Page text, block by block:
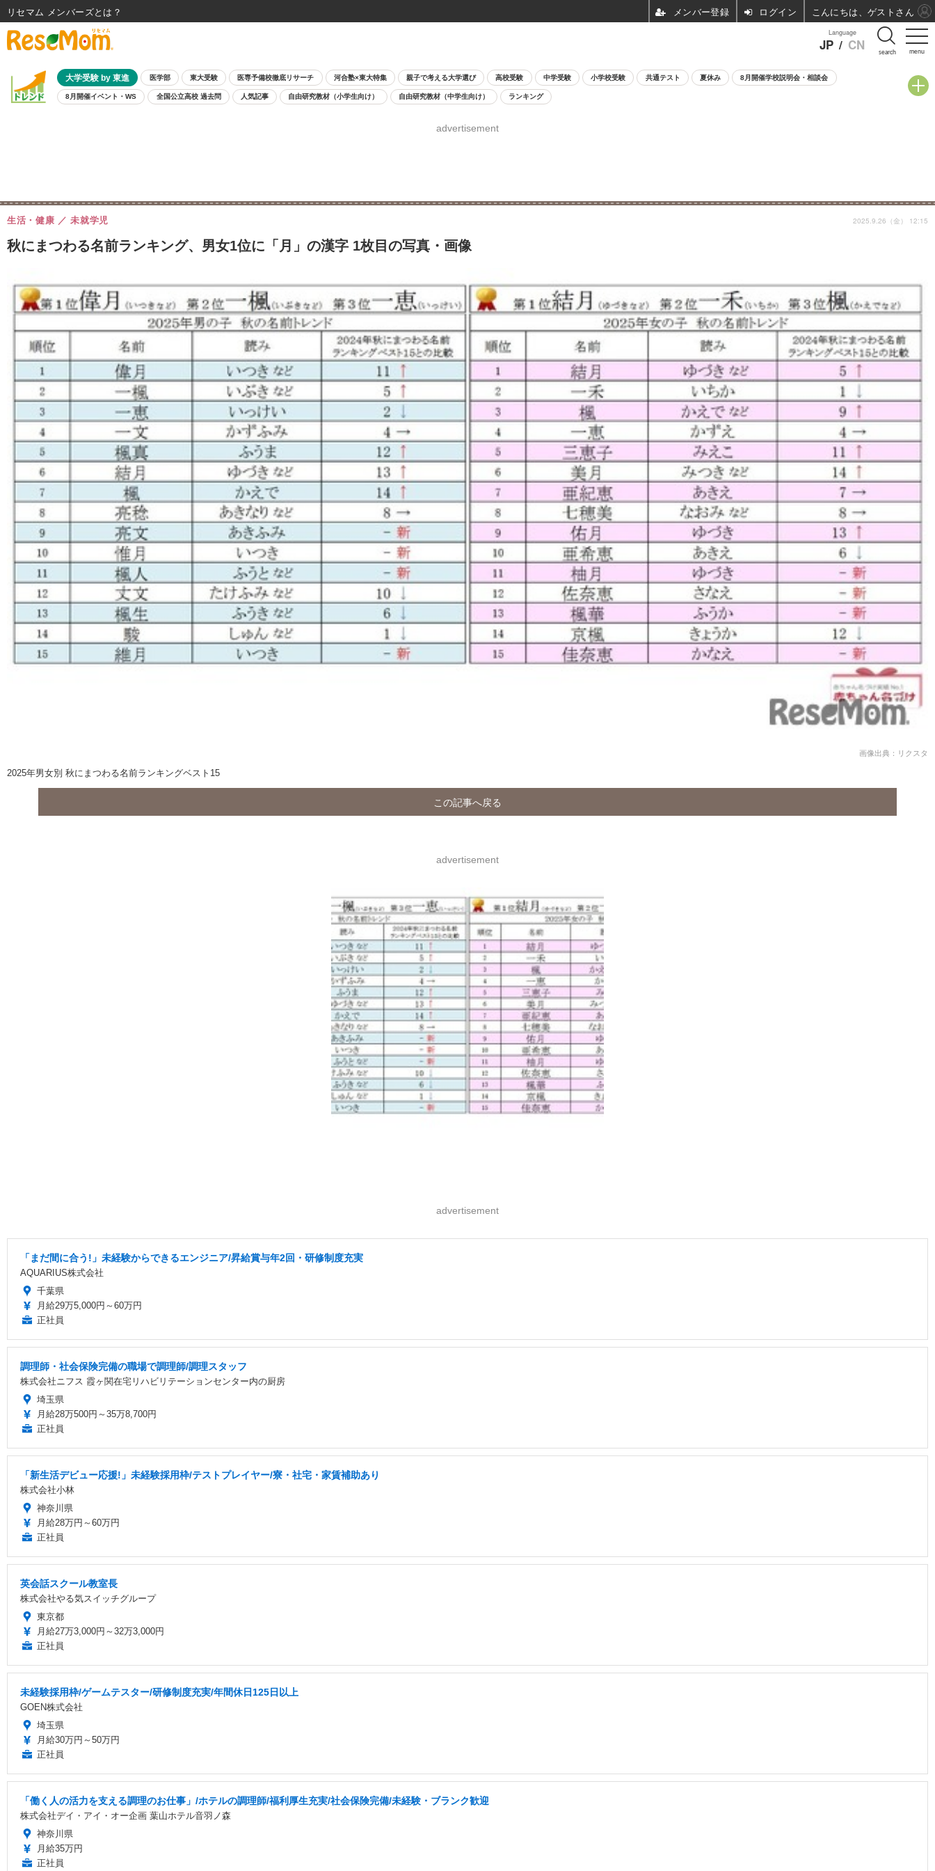
menu
Language
JP / CN search
大学受験 by 東進 医学部 東大受験 医専予備校徹底リサーチ 河合塾×東大特集 親子で考える大学選び 高校受験 中学受験 小学校受験 共通テスト 夏休み 8月開催学校説明会・相談会
8月開催イベント・WS 全国公立高校 過去問 人気記事 自由研究教材（小学生向け） 自由研究教材（中学生向け） ランキング
advertisement
秋にまつわる名前ランキング、男女1位に「月」の漢字 1枚目の写真・画像
生活・健康 未就学児 2025.9.26（金） 12:15
画像出典：リクスタ
2025年男女別 秋にまつわる名前ランキングベスト15
この記事へ戻る
advertisement
advertisement
「まだ間に合う!」未経験からできるエンジニア/昇給賞与年2回・研修制度充実
AQUARIUS株式会社
千葉県
月給29万5,000円～60万円
正社員
調理師・社会保険完備の職場で調理師/調理スタッフ
株式会社ニフス 霞ヶ関在宅リハビリテーションセンター内の厨房
埼玉県
月給28万500円～35万8,700円
正社員
「新生活デビュー応援!」未経験採用枠/テストプレイヤー/寮・社宅・家賃補助あり
株式会社小林
神奈川県
月給28万円～60万円
正社員
英会話スクール教室長
株式会社やる気スイッチグループ
東京都
月給27万3,000円～32万3,000円
正社員
未経験採用枠/ゲームテスター/研修制度充実/年間休日125日以上
GOEN株式会社
埼玉県
月給30万円～50万円
正社員
「働く人の活力を支える調理のお仕事」/ホテルの調理師/福利厚生充実/社会保険完備/未経験・ブランク歓迎
株式会社デイ・アイ・オー企画 葉山ホテル音羽ノ森
神奈川県
月給35万円
正社員
リセマム メンバーズ ログイン こんにちは、ゲストさん